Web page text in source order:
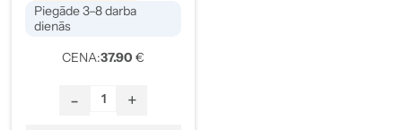
Piegāde 3–8 darba
dienās
CENA:37.90 €
- +